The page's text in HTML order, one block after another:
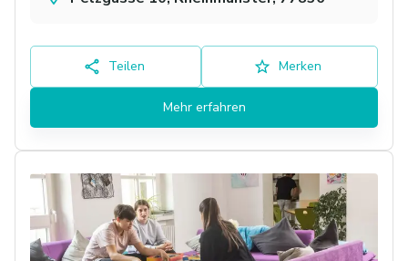
Teilen Merken
Mehr erfahren